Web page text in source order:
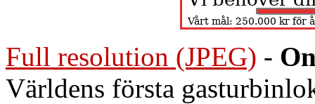
Full resolution (JPEG) -
Världens första